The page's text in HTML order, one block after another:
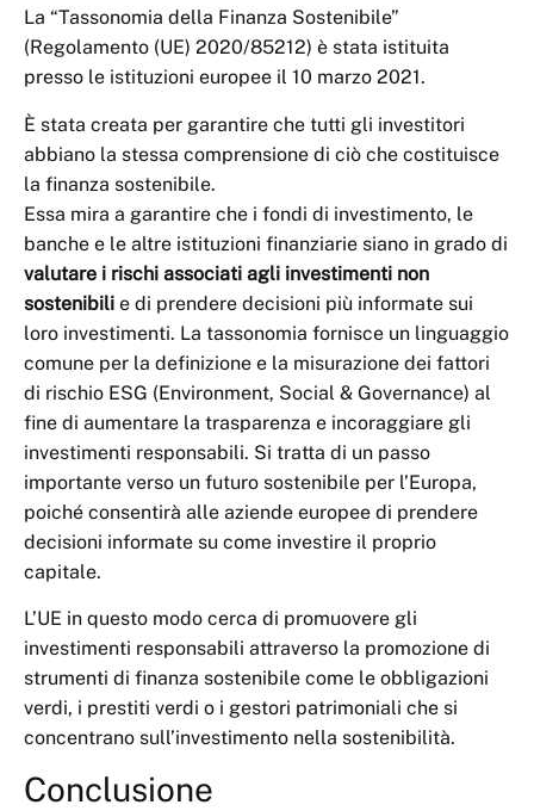
La “Tassonomia della Finanza Sostenibile”
(Regolamento (UE) 2020/85212) è stata istituita
presso le istituzioni europee il 10 marzo 2021.
È stata creata per garantire che tutti gli investitori
abbiano la stessa comprensione di ciò che costituisce
la finanza sostenibile.
Essa mira a garantire che i fondi di investimento, le
banche e le altre istituzioni finanziarie siano in grado di
valutare i rischi associati agli investimenti non
sostenibili e di prendere decisioni più informate sui
loro investimenti. La tassonomia fornisce un linguaggio
comune per la definizione e la misurazione dei fattori
di rischio ESG (Environment, Social & Governance) al
fine di aumentare la trasparenza e incoraggiare gli
investimenti responsabili. Si tratta di un passo
importante verso un futuro sostenibile per l’Europa,
poiché consentirà alle aziende europee di prendere
decisioni informate su come investire il proprio
capitale.
L’UE in questo modo cerca di promuovere gli
investimenti responsabili attraverso la promozione di
strumenti di finanza sostenibile come le obbligazioni
verdi, i prestiti verdi o i gestori patrimoniali che si
concentrano sull’investimento nella sostenibilità.
Conclusione